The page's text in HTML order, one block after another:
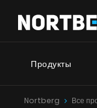
Продукты
Nortberg Все